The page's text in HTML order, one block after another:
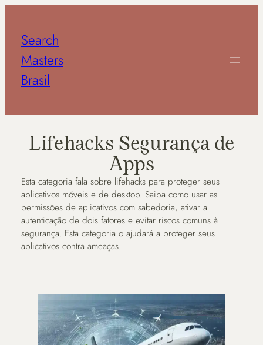
conteúdo
Search
Masters
Brasil
Lifehacks Segurança de
Apps
Esta categoria fala sobre lifehacks para proteger seus
aplicativos móveis e de desktop. Saiba como usar as
permissões de aplicativos com sabedoria, ativar a
autenticação de dois fatores e evitar riscos comuns à
segurança. Esta categoria o ajudará a proteger seus
aplicativos contra ameaças.